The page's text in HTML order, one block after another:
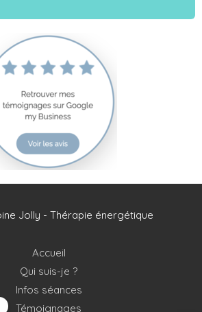
Jolly - Thérapie énergétique
Accueil
Qui suis-je ?
Infos séances
Témoignages